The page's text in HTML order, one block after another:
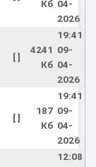
Кб 04-
2026
[ ]
4241
Кб
19:41
09-
04-
2026
[ ]
187
Кб
19:41
09-
04-
2026
12:08